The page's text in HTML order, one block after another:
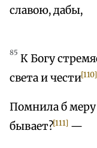
славою, дабы,
85 К Богу
света и чести[110]
Помнила б
бывает?[111] —